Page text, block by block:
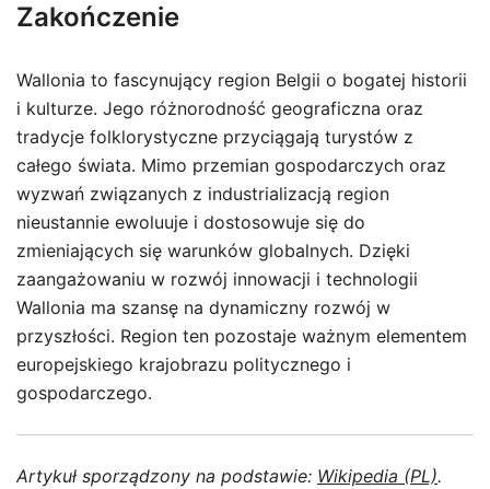
Zakończenie
Wallonia to fascynujący region Belgii o bogatej historii
i kulturze. Jego różnorodność geograficzna oraz
tradycje folklorystyczne przyciągają turystów z
całego świata. Mimo przemian gospodarczych oraz
wyzwań związanych z industrializacją region
nieustannie ewoluuje i dostosowuje się do
zmieniających się warunków globalnych. Dzięki
zaangażowaniu w rozwój innowacji i technologii
Wallonia ma szansę na dynamiczny rozwój w
przyszłości. Region ten pozostaje ważnym elementem
europejskiego krajobrazu politycznego i
gospodarczego.
Artykuł sporządzony na podstawie: Wikipedia (PL).